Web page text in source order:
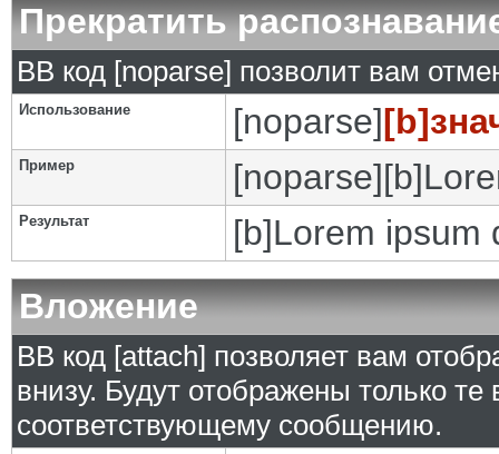
Прекратить
BB код [noparse] позволит вам
Использование [noparse]
Пример
Результат
[b]Lorem ipsum
Вложение
BB код [attach] позволяет вам
внизу. Будут отображены только
соответствующему сообщению.